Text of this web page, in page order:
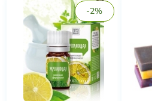
-2%